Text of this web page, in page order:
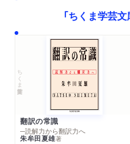
「ちくま学芸
ちくま学芸文庫
翻訳の常識
─読解力から翻訳力へ
朱牟田夏雄著